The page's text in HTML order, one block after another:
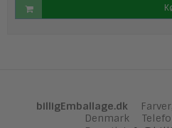
billigEmballage.dk
Denmark